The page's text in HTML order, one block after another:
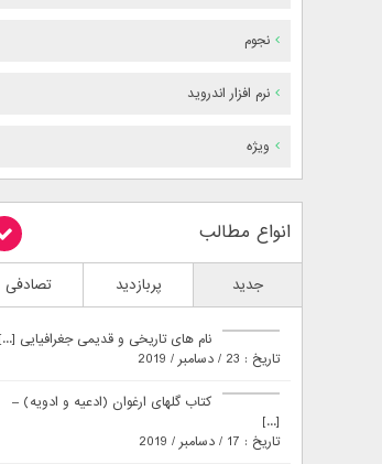
نجوم
نرم افزار اندروید
ویژه
انواع مطالب
جدید پربازدید تصادفی
نام های تاریخی و قدیمی جغرافیایی [...]
تاریخ : 23 / دسامبر / 2019
کتاب گلهای ارغوان (ادعیه و ادویه) –
[...]
تاریخ : 17 / دسامبر / 2019